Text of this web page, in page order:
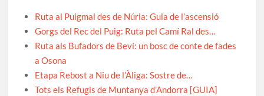
Ruta al Puigmal des de Núria: Guia de l’ascensió
Gorgs del Rec del Puig: Ruta pel Camí Ral des…
Ruta als Bufadors de Beví: un bosc de conte de fades
a Osona
Etapa Rebost a Niu de l’Àliga: Sostre de…
Tots els Refugis de Muntanya d’Andorra [GUIA]